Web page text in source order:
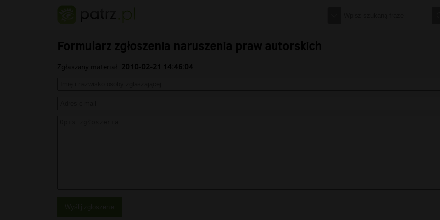
Formularz zgłoszenia naruszenia praw autorskich
Zgłaszany materiał: 2010-02-21 14:46:04